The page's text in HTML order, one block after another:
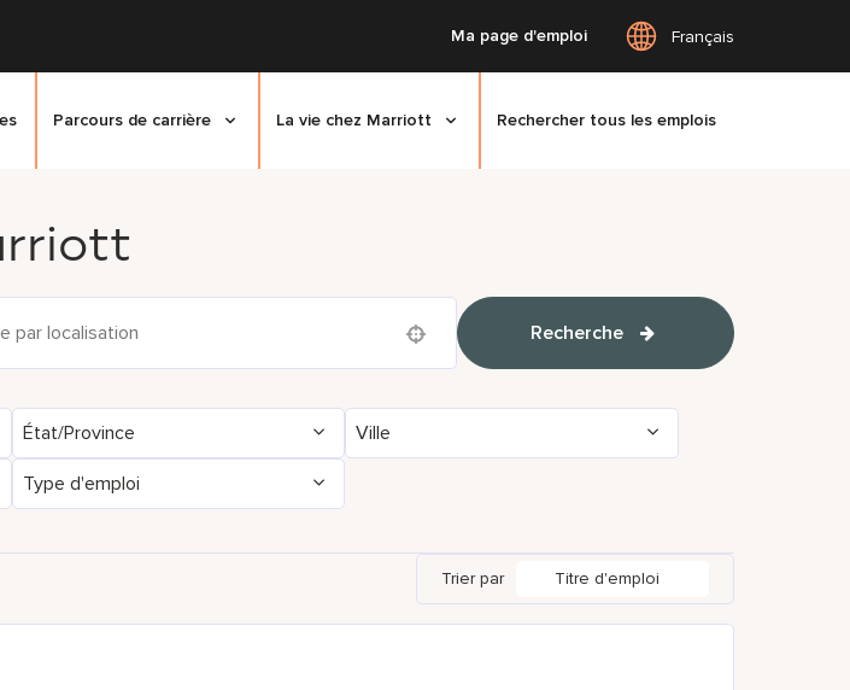
Ma page d'emploi Français
Parcours de carrière La vie chez Marriott Rechercher tous les emplois
Recherche
État/Province Ville
Type d'emploi
Trier par Titre d'emploi